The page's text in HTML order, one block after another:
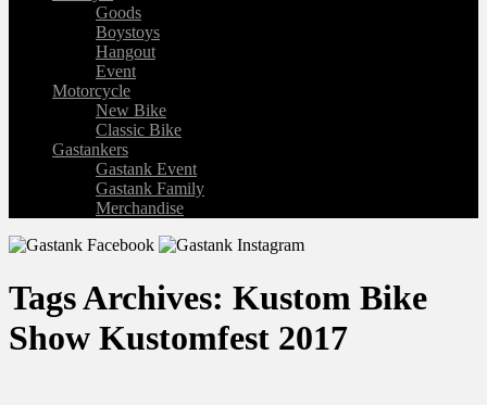
Goods
Boystoys
Hangout
Event
Motorcycle
New Bike
Classic Bike
Gastankers
Gastank Event
Gastank Family
Merchandise
Tags Archives: Kustom Bike
Show Kustomfest 2017